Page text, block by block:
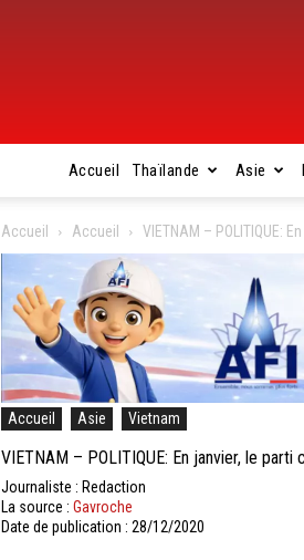
Accueil Thaïlande Asie
Accueil Accueil VIETNAM – POLITIQUE:
Accueil Asie Vietnam
VIETNAM – POLITIQUE: En janvier, le
Journaliste : Redaction
La source : Gavroche
Date de publication : 28/12/2020